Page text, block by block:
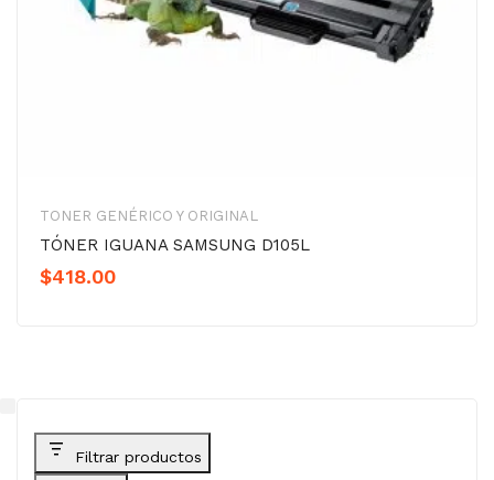
TONER GENÉRICO Y ORIGINAL
TÓNER IGUANA SAMSUNG D105L
$418.00
Filtrar productos